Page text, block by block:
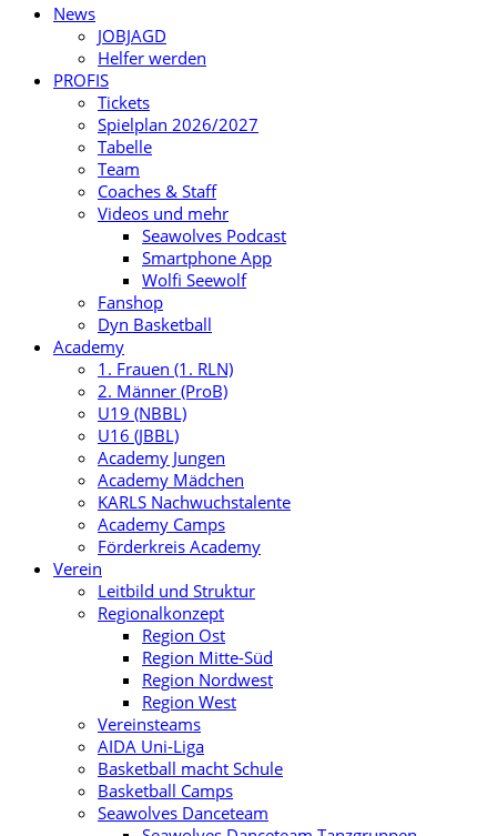
News
JOBJAGD
Helfer werden
PROFIS
Tickets
Spielplan 2026/2027
Tabelle
Team
Coaches & Staff
Videos und mehr
Seawolves Podcast
Smartphone App
Wolfi Seewolf
Fanshop
Dyn Basketball
Academy
1. Frauen (1. RLN)
2. Männer (ProB)
U19 (NBBL)
U16 (JBBL)
Academy Jungen
Academy Mädchen
KARLS Nachwuchstalente
Academy Camps
Förderkreis Academy
Verein
Leitbild und Struktur
Regionalkonzept
Region Ost
Region Mitte-Süd
Region Nordwest
Region West
Vereinsteams
AIDA Uni-Liga
Basketball macht Schule
Basketball Camps
Seawolves Danceteam